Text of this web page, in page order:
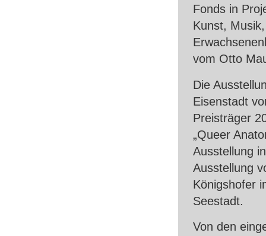
Fonds in
Kunst,
vom Otto
Die
Eisenstadt
Preisträger
„Queer
Ausstellung
Ausstellung
Königshofer
Seestadt.
Von den